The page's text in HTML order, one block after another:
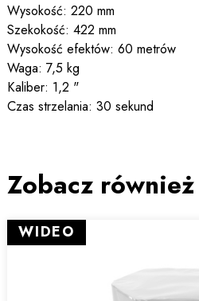
Wysokość: 220 mm
Szekokość: 422 mm
Wysokość efektów: 60 metrów
Waga: 7,5 kg
Kaliber: 1,2 "
Czas strzelania: 30 sekund
Zobacz również
WIDEO